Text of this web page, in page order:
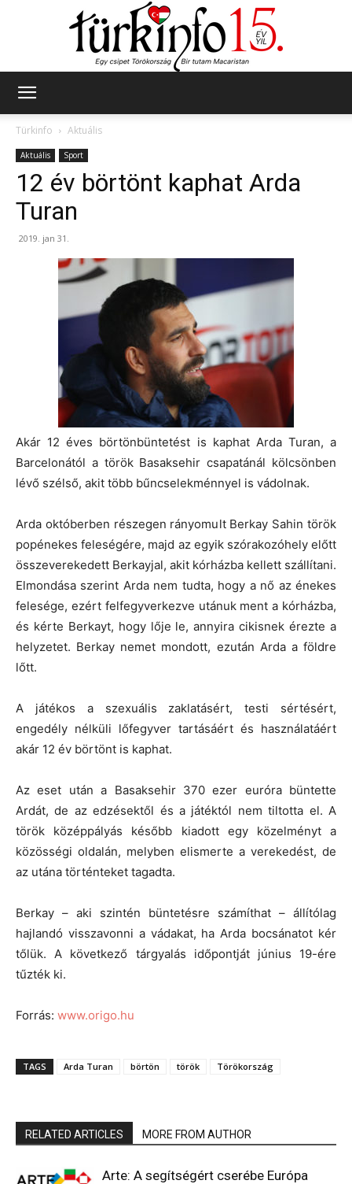
Türkinfo
Aktuális
Aktuális Sport
12 év börtönt kaphat Arda
Turan
2019. jan 31.
Akár 12 éves börtönbüntetést is kaphat Arda Turan, a
Barcelonától a török Basaksehir csapatánál kölcsönben
lévő szélső, akit több bűncselekménnyel is vádolnak.
Arda októberben részegen rányomult Berkay Sahin török
popénekes feleségére, majd az egyik szórakozóhely előtt
összeverekedett Berkayjal, akit kórházba kellett szállítani.
Elmondása szerint Arda nem tudta, hogy a nő az énekes
felesége, ezért felfegyverkezve utánuk ment a kórházba,
és kérte Berkayt, hogy lője le, annyira cikisnek érezte a
helyzetet. Berkay nemet mondott, ezután Arda a földre
lőtt.
A játékos a szexuális zaklatásért, testi sértésért,
engedély nélküli lőfegyver tartásáért és használatáért
akár 12 év börtönt is kaphat.
Az eset után a Basaksehir 370 ezer euróra büntette
Ardát, de az edzésektől és a játéktól nem tiltotta el. A
török középpályás később kiadott egy közelményt a
közösségi oldalán, melyben elismerte a verekedést, de
az utána történteket tagadta.
Berkay – aki szintén büntetésre számíthat – állítólag
hajlandó visszavonni a vádakat, ha Arda bocsánatot kér
tőlük. A következő tárgyalás időpontját június 19-ére
tűzték ki.
Forrás: www.origo.hu
TAGS Arda Turan börtön török Törökország
RELATED ARTICLES MORE FROM AUTHOR
Arte: A segítségért cserébe Európa